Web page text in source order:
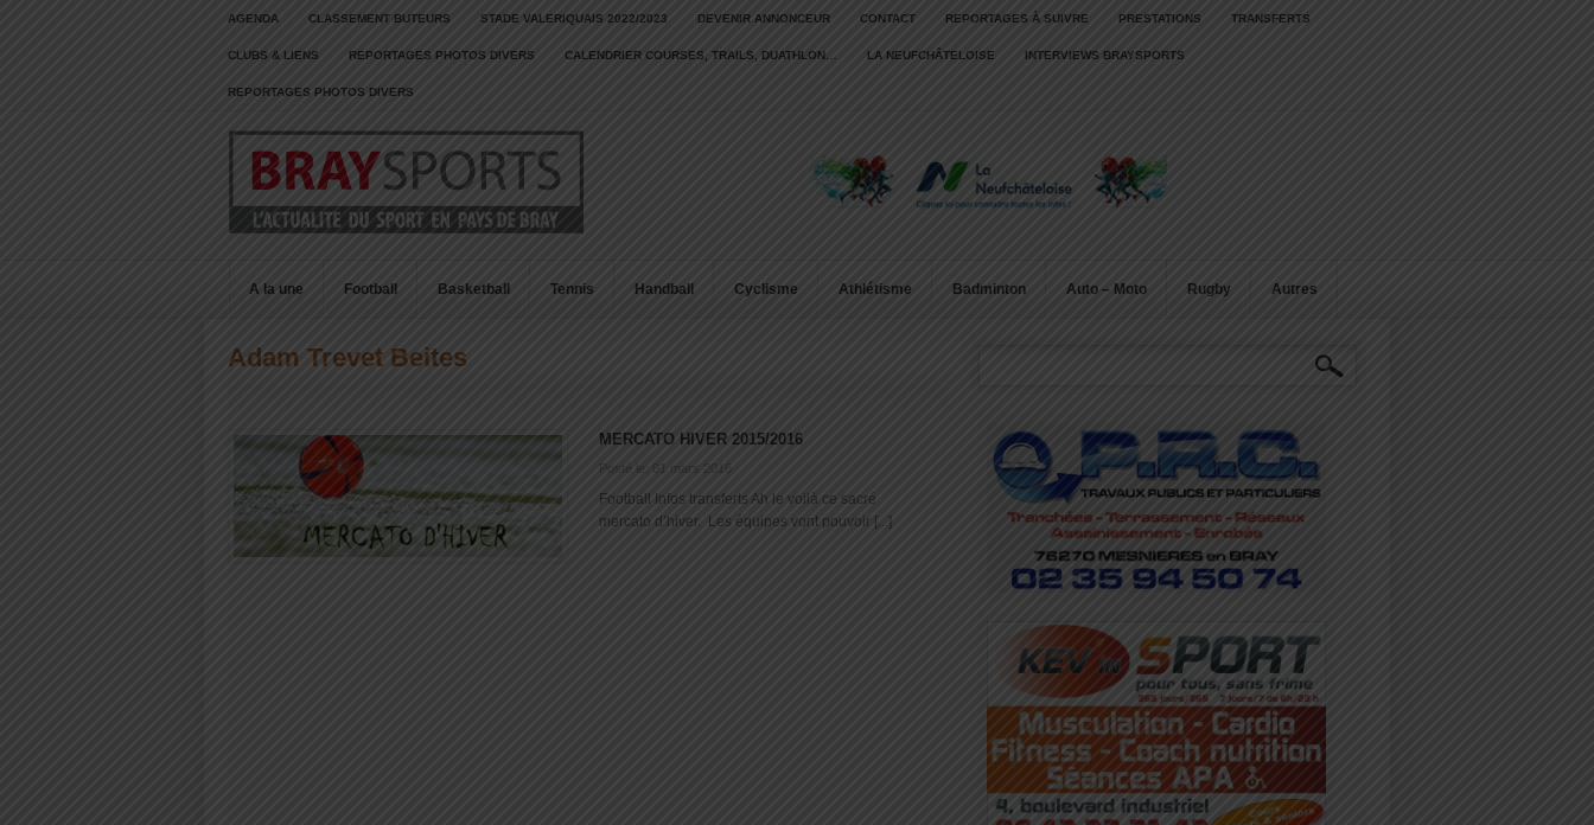
AGENDA CLASSEMENT BUTEURS STADE VALERIQUAIS 2022/2023 DEVENIR ANNONCEUR CONTACT REPORTAGES À SUIVRE PRESTATIONS TRANSFERTS
CLUBS & LIENS REPORTAGES PHOTOS DIVERS CALENDRIER COURSES, TRAILS, DUATHLON… LA NEUFCHÂTELOISE INTERVIEWS BRAYSPORTS
REPORTAGES PHOTOS DIVERS
A la une Football Basketball Tennis Handball Cyclisme Athlétisme Badminton Auto – Moto Rugby Autres
Adam Trevet Beites
MERCATO HIVER 2015/2016
Posté le: 01 mars 2016
Football Infos transferts Ah le voilà ce sacré
mercato d’hiver. Les équipes vont pouvoir [...]